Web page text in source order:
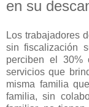
en su
Los trabajadores
sin fiscalización
perciben el
servicios que
misma familia
familia, sin